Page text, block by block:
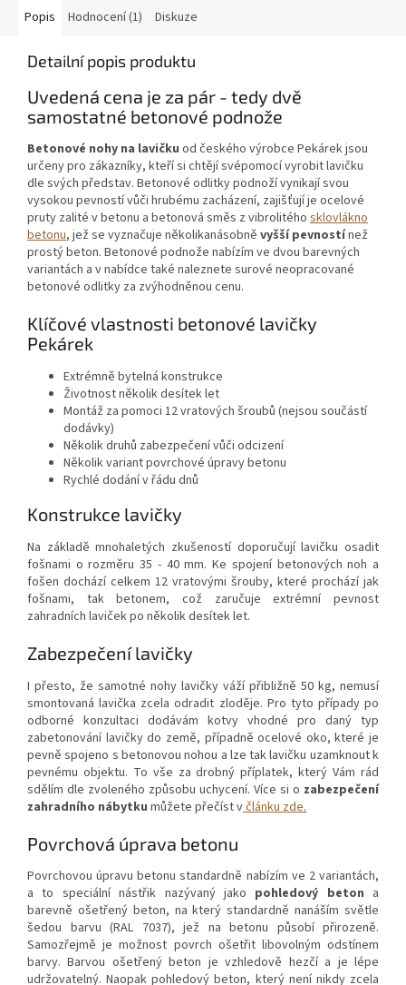
Popis Hodnocení (1) Diskuze
Detailní popis produktu
Uvedená cena je za pár - tedy dvě
samostatné betonové podnože
Betonové nohy na lavičku od českého výrobce Pekárek jsou
určeny pro zákazníky, kteří si chtějí svépomocí vyrobit lavičku
dle svých představ. Betonové odlitky podnoží vynikají svou
vysokou pevností vůči hrubému zacházení, zajišťují je ocelové
pruty zalité v betonu a betonová směs z vibrolitého sklovlákno
betonu, jež se vyznačuje několikanásobně vyšší pevnostínež
prostý beton. Betonové podnože nabízím ve dvou barevných
variantách a v nabídce také naleznete surové neopracované
betonové odlitky za zvýhodněnou cenu.
Klíčové vlastnosti betonové lavičky
Pekárek
Extrémně bytelná konstrukce
Životnost několik desítek let
Montáž za pomoci 12 vratových šroubů (nejsou součástí
dodávky)
Několik druhů zabezpečení vůči odcizení
Několik variant povrchové úpravy betonu
Rychlé dodání v řádu dnů
Konstrukce lavičky
Na základě mnohaletých zkušeností doporučují lavičku osadit
fošnami o rozměru 35 - 40 mm. Ke spojení betonových noh a
fošen dochází celkem 12 vratovými šrouby, které prochází jak
fošnami, tak betonem, což zaručuje extrémní pevnost
zahradních laviček po několik desítek let.
Zabezpečení lavičky
I přesto, že samotné nohy lavičky váží přibližně 50 kg, nemusí
smontovaná lavička zcela odradit zloděje. Pro tyto případy po
odborné konzultaci dodávám kotvy vhodné pro daný typ
zabetonování lavičky do země, případně ocelové oko, které je
pevně spojeno s betonovou nohou a lze tak lavičku uzamknout k
pevnému objektu. To vše za drobný příplatek, který Vám rád
sdělím dle zvoleného způsobu uchycení. Více si o zabezpečení
zahradního nábytku můžete přečíst včlánku zde.
Povrchová úprava betonu
Povrchovou úpravu betonu standardně nabízím ve 2 variantách,
a to speciální nástřik nazývaný jako pohledový beton a
barevně ošetřený beton, na který standardně nanáším světle
šedou barvu (RAL 7037), jež na betonu působí přirozeně.
Samozřejmě je možnost povrch ošetřit libovolným odstínem
barvy. Barvou ošetřený beton je vzhledově hezčí a je lépe
udržovatelný. Naopak pohledový beton, který není nikdy zcela